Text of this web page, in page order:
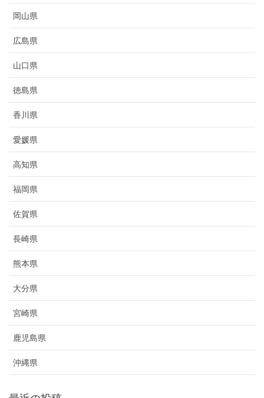
岡山県
広島県
山口県
徳島県
香川県
愛媛県
高知県
福岡県
佐賀県
長崎県
熊本県
大分県
宮崎県
鹿児島県
沖縄県